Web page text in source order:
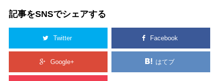
記事をSNSでシェアする
Twitter Facebook
Google+ はてブ